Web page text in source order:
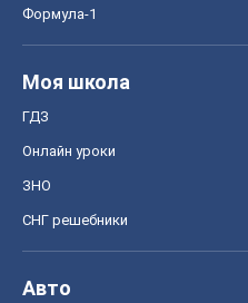
Формула-1
Моя школа
ГДЗ
Онлайн уроки
ЗНО
СНГ решебники
Авто